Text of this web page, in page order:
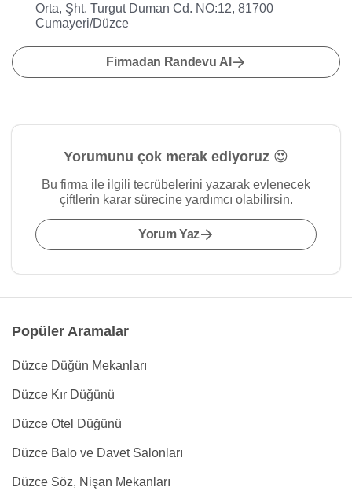
Orta, Şht. Turgut Duman Cd. NO:12, 81700
Cumayeri/Düzce
Firmadan Randevu Al
Yorumunu çok merak ediyoruz 😍
Bu firma ile ilgili tecrübelerini yazarak evlenecek
çiftlerin karar sürecine yardımcı olabilirsin.
Yorum Yaz
Popüler Aramalar
Düzce Düğün Mekanları
Düzce Kır Düğünü
Düzce Otel Düğünü
Düzce Balo ve Davet Salonları
Düzce Söz, Nişan Mekanları